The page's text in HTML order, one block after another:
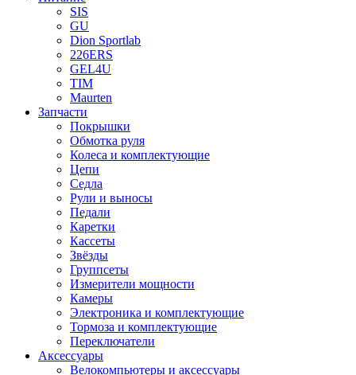
SIS
GU
Dion Sportlab
226ERS
GEL4U
TIM
Maurten
Запчасти
Покрышки
Обмотка руля
Колеса и комплектующие
Цепи
Седла
Рули и выносы
Педали
Каретки
Кассеты
Звёзды
Группсеты
Измерители мощности
Камеры
Электроника и комплектующие
Тормоза и комплектующие
Переключатели
Аксессуары
Велокомпьютеры и аксессуары